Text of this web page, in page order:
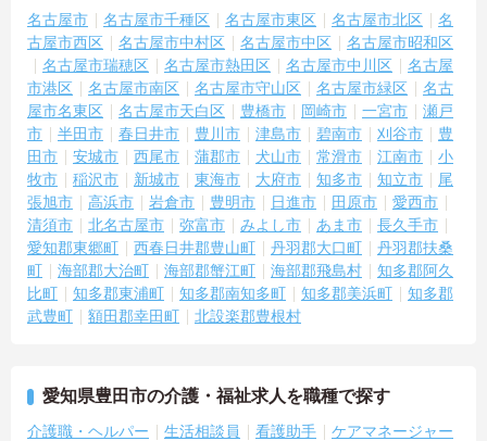
・施設内には看護師が24時間常駐しており、急変時の対応や専門的
な医療処置は看護師が担当するため負担が減ります
・介護スタッフと看護スタッフの比率が1対1で相談しやすく、初任
者研修や実務者研修からでも着実に専門性を高められます
＜残業月7時間以下で身体の負担を軽減！＞
・常勤で働くスタッフの比率が90パーセント以上と高く、急なシフ
ト変更や無理な長時間勤務が発生しにくい人員体制です
・訪問スケジュールに沿って施設内でのケアを行うため、月平均の
残業時間は5時間から7時間程度とかなり少なめに抑えられます
・夜勤明けの翌日は原則としてお休みとなるシフト編成が組まれて
おり、しっかりと休息を取りながら長期的な就業が可能です
＜評価制度でキャリアアップ＞
・介護福祉士や初任者研修などの資格や実務経験、夜勤回数がしっ
かりと給与に反映されるためモチベーションを維持できます
・年次を問わずリーダーや主任などのマネジメント職へ昇格する事
例も多数あり、腰を据えて長期的なキャリア形成が可能です
名古屋市 名古屋市千種区 名古屋市東区 名古屋市北区
名
古屋市西区
名古屋市中村区 名古屋市中区
名古屋市昭和区
名古屋市瑞穂区
名古屋市熱田区 名古屋市中川区
名古屋
市港区
名古屋市南区 名古屋市守山区 名古屋市緑区
名古
屋市名東区
名古屋市天白区 豊橋市 岡崎市 一宮市
瀬戸
市
半田市 春日井市 豊川市 津島市 碧南市 刈谷市
豊
田市
安城市 西尾市 蒲郡市 犬山市 常滑市 江南市
小
牧市
稲沢市 新城市 東海市 大府市 知多市 知立市
尾
張旭市
高浜市 岩倉市 豊明市 日進市 田原市
愛西市
清須市
北名古屋市 弥富市 みよし市 あま市
長久手市
愛知郡東郷町
西春日井郡豊山町 丹羽郡大口町
丹羽郡扶桑
町
海部郡大治町 海部郡蟹江町 海部郡飛島村
知多郡阿久
比町
知多郡東浦町 知多郡南知多町 知多郡美浜町
知多郡
武豊町
額田郡幸田町 北設楽郡豊根村
愛知県豊田市の介護・福祉求人を職種で探す
介護職・ヘルパー 生活相談員 看護助手
ケアマネージャー